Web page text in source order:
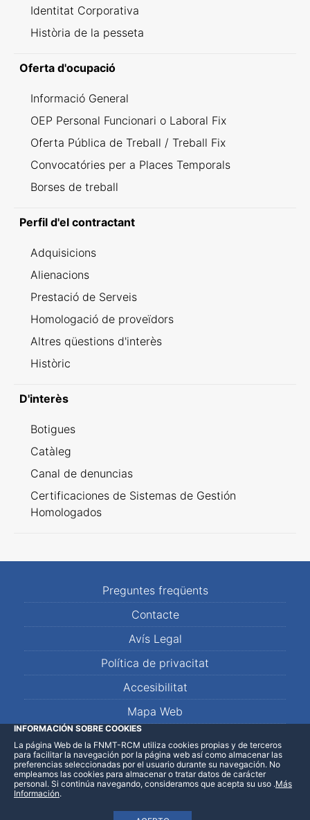
Identitat Corporativa
Història de la pesseta
Oferta d'ocupació
Informació General
OEP Personal Funcionari o Laboral Fix
Oferta Pública de Treball / Treball Fix
Convocatóries per a Places Temporals
Borses de treball
Perfil d'el contractant
Adquisicions
Alienacions
Prestació de Serveis
Homologació de proveïdors
Altres qüestions d'interès
Històric
D'interès
Botigues
Catàleg
Canal de denuncias
Certificaciones de Sistemas de Gestión
Homologados
Preguntes freqüents
Contacte
Avís Legal
Política de privacitat
Accesibilitat
Mapa Web
LinkedInFacebookWhatsApp
INFORMACIÓN SOBRE COOKIES
La página Web de la FNMT-RCM utiliza cookies propias y de terceros
para facilitar la navegación por la página web así como almacenar las
preferencias seleccionadas por el usuario durante su navegación. No
empleamos las cookies para almacenar o tratar datos de carácter
personal. Si continúa navegando, consideramos que acepta su uso .Más
Información.